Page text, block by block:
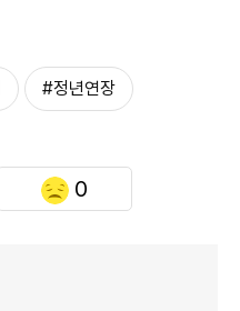
#정년연장
0